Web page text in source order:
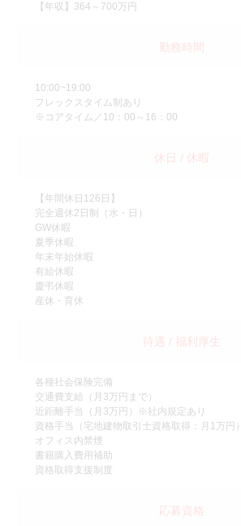
【年収】364～700万円
勤務時間
10:00~19:00
フレックスタイム制あり
※コアタイム／10：00～16：00
休日 / 休暇
【年間休日126日】
完全週休2日制（水・日）
GW休暇
夏季休暇
年末年始休暇
有給休暇
慶弔休暇
産休・育休
待遇 / 福利厚生
各種社会保険完備
交通費支給（月3万円まで）
近距離手当（月3万円）※社内規定あり
資格手当（宅地建物取引士資格取得：月1万円）
オフィス内禁煙
書籍購入費用補助
資格取得支援制度
応募資格